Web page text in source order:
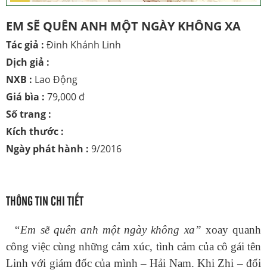
EM SẼ QUÊN ANH MỘT NGÀY KHÔNG XA
Tác giả : Đinh Khánh Linh
Dịch giả :
NXB : Lao Động
Giá bìa : 79,000 đ
Số trang :
Kích thước :
Ngày phát hành : 9/2016
THÔNG TIN CHI TIẾT
“Em sẽ quên anh một ngày không xa” xoay quanh
công việc cùng những cảm xúc, tình cảm của cô gái tên
Linh với giám đốc của mình – Hải Nam. Khi Zhi – đối